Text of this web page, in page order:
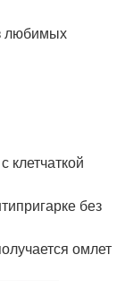
любимых
клетчаткой
без
омлет